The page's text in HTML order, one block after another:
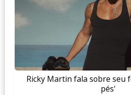
Ricky Martin fala sobre seu
pés'